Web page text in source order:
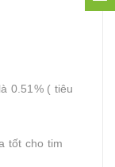
0.51% ( tiêu
tốt cho tim